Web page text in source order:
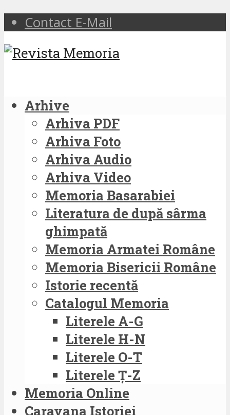
Contact E-Mail
Arhive
Arhiva PDF
Arhiva Foto
Arhiva Audio
Arhiva Video
Memoria Basarabiei
Literatura de după sârma
ghimpată
Memoria Armatei Române
Memoria Bisericii Române
Istorie recentă
Catalogul Memoria
Literele A-G
Literele H-N
Literele O-T
Literele Ț-Z
Memoria Online
Caravana Istoriei